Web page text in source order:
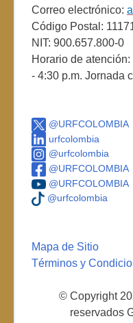
Correo electrónico:
Código Postal:
NIT: 900.657.800-0
Horario de
- 4:30 p.m. Jornada
@URFCOLOMBIA
urfcolombia
@urfcolombia
@URFCOLOMBIA
@URFCOLOMBIA
@urfcolombia
Mapa de Sitio
Términos y
© Copyright
reservados